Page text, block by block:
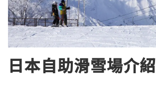
日本自助滑雪場介紹